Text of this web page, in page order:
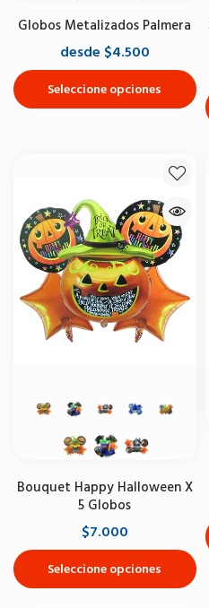
Globos Metalizados Palmera
desde $4.500
Seleccione opciones
Bouquet Happy Halloween X
5 Globos
$7.000
Seleccione opciones